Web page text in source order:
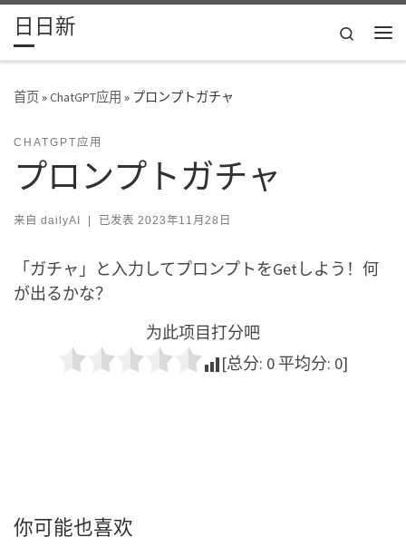
Skip to content
日日新
Search
首页»ChatGPT应用 » プロンプトガチャ
CHATGPT应用
プロンプトガチャ
来自 dailyAI | 已发表 2023年11月28日
「ガチャ」と入力してプロンプトをGetしよう！何
が出るかな？
为此项目打分吧
[总分: 0 平均分: 0]
你可能也喜欢